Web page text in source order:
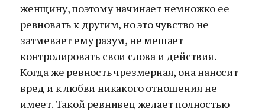
женщину, поэтому начинает немножко ее
ревновать к другим, но это чувство не
затмевает ему разум, не мешает
контролировать свои слова и действия.
Когда же ревность чрезмерная, она наносит
вред и к любви никакого отношения не
имеет. Такой ревнивец желает полностью